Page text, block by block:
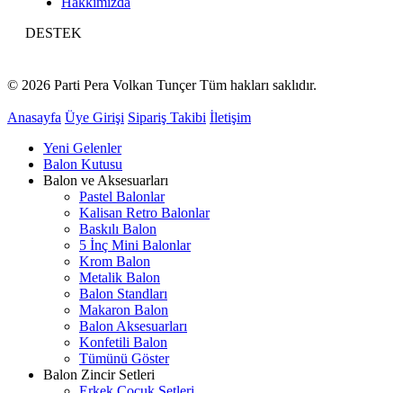
DESTEK
© 2026 Parti Pera Volkan Tunçer Tüm hakları saklıdır.
Anasayfa Üye Girişi Sipariş Takibi İletişim
Yeni Gelenler
Balon Kutusu
Balon ve Aksesuarları
Pastel Balonlar
Kalisan Retro Balonlar
Baskılı Balon
5 İnç Mini Balonlar
Krom Balon
Metalik Balon
Balon Standları
Makaron Balon
Balon Aksesuarları
Konfetili Balon
Tümünü Göster
Balon Zincir Setleri